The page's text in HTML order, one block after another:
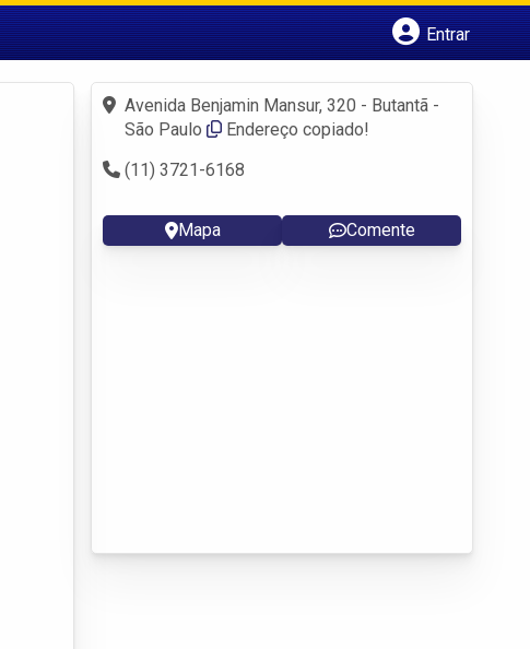
Entrar
Fazer login
Criar conta
Avenida Benjamin Mansur, 320 - Butantã -
São Paulo
Endereço copiado!
(11) 3721-6168
Mapa Comente